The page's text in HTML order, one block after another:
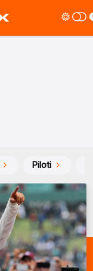
Piloti